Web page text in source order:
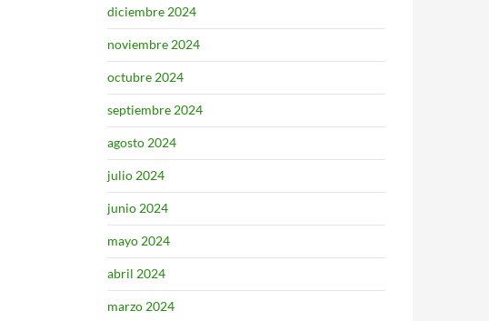
diciembre 2024
noviembre 2024
octubre 2024
septiembre 2024
agosto 2024
julio 2024
junio 2024
mayo 2024
abril 2024
marzo 2024